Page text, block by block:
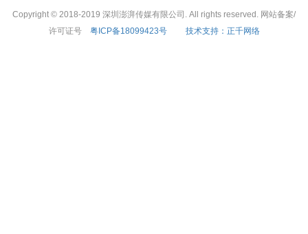
Copyright © 2018-2019 深圳澎湃传媒有限公司. All rights reserved. 网站备案/
许可证号 粤ICP备18099423号 技术支持：正千网络